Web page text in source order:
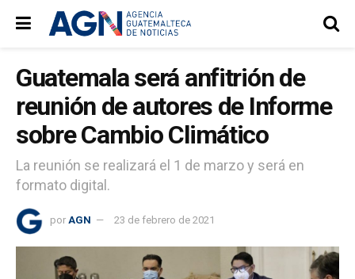
Guatemala será anfitrión de
reunión de autores de Informe
sobre Cambio Climático
La reunión se realizará el 1 de marzo y será en
formato digital.
por AGN 23 de febrero de 2021